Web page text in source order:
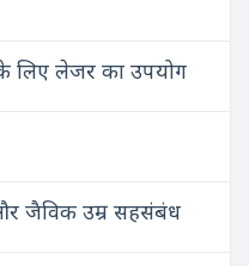
लिए लेजर का उपयोग
और जैविक उम्र सहसंबंध